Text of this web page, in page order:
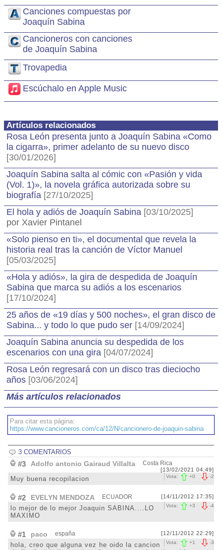
Canciones compuestas por
Joaquín Sabina
Cancioneros con canciones
de Joaquín Sabina
Trovapedia
Escúchalo en Apple Music
Artículos relacionados
Rosa León presenta junto a Joaquín Sabina «Como
la cigarra», primer adelanto de su nuevo disco
[30/01/2026]
Joaquín Sabina salta al cómic con «Pasión y vida
(Vol. 1)», la novela gráfica autorizada sobre su
biografía [27/10/2025]
El hola y adiós de Joaquín Sabina [03/10/2025]
por Xavier Pintanel
«Solo pienso en ti», el documental que revela la
historia real tras la canción de Víctor Manuel
[05/03/2025]
«Hola y adiós», la gira de despedida de Joaquín
Sabina que marca su adiós a los escenarios
[17/10/2024]
25 años de «19 días y 500 noches», el gran disco de
Sabina... y todo lo que pudo ser [14/09/2024]
Joaquín Sabina anuncia su despedida de los
escenarios con una gira [04/07/2024]
Rosa León regresará con un disco tras dieciocho
años [03/06/2024]
Más artículos relacionados
Para citar esta página:
https://www.cancioneros.com/ca/12/N/cancionero-de-joaquin-sabina
3 COMENTARIOS
#3 Adolfo antonio Gairaud Villalta Costa Rica
[13/02/2021 04:49]
-2
Vota: +0
Muy buena recopilacion
#2 EVELYN MENDOZA ECUADOR [14/11/2012 17:35]
-4
Vota: +3
lo mejor de lo mejor Joaquin SABINA....LO
MAXIMO
#1 paco españa [12/11/2012 22:29]
-3
Vota: +1
hola, creo que alguna vez he oido la cancion